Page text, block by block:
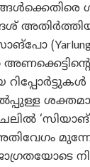
‘സിയാങ്
അതിവേഗം